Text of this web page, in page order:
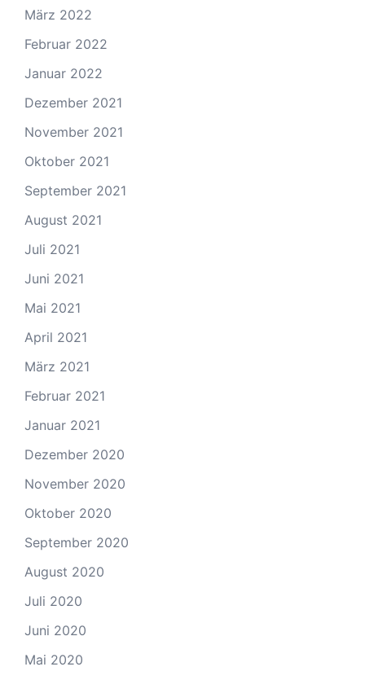
März 2022
Februar 2022
Januar 2022
Dezember 2021
November 2021
Oktober 2021
September 2021
August 2021
Juli 2021
Juni 2021
Mai 2021
April 2021
März 2021
Februar 2021
Januar 2021
Dezember 2020
November 2020
Oktober 2020
September 2020
August 2020
Juli 2020
Juni 2020
Mai 2020